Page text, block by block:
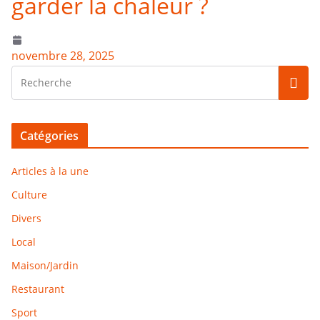
novembre 28, 2025
Catégories
Articles à la une
Culture
Divers
Local
Maison/Jardin
Restaurant
Sport